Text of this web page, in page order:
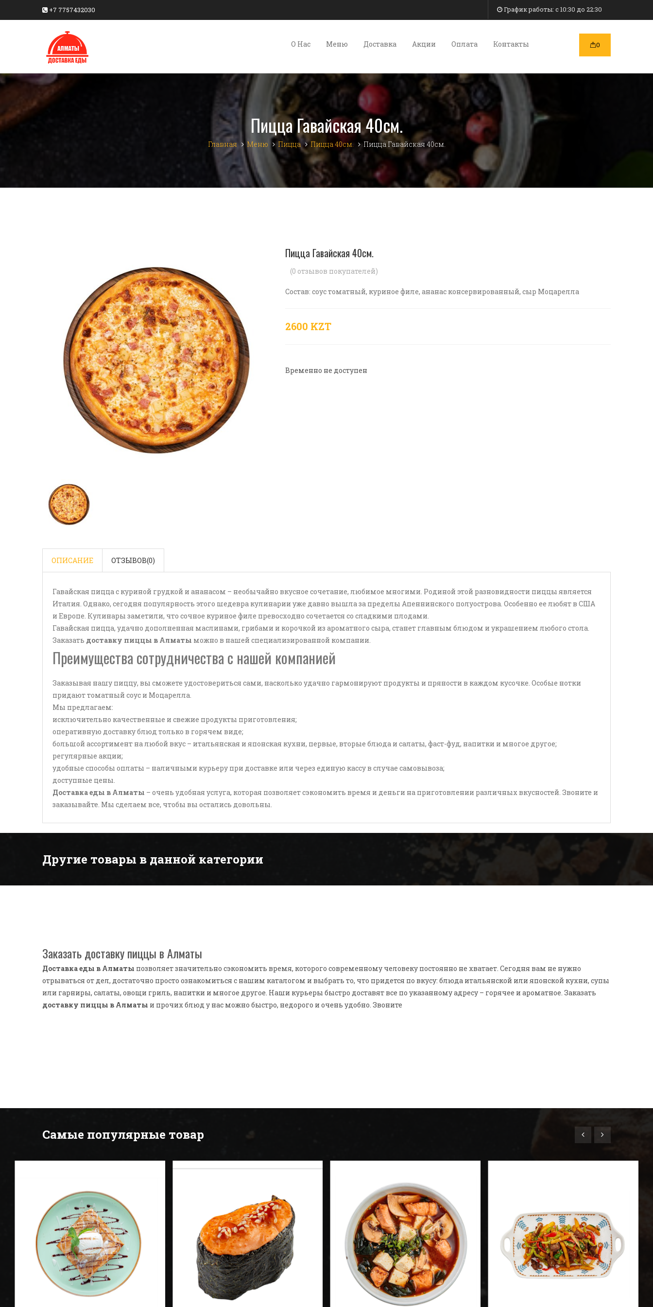
+7 7757432030 График работы: c 10:30 до 22:30
О Нас Меню Доставка Акции Оплата Контакты 0
Пицца Гавайская 40см.
Главная Меню Пицца Пицца 40см. Пицца Гавайская 40см.
Пицца Гавайская 40см.
(0 отзывов покупателей)
Состав: соус томатный, куриное филе, ананас консервированный, сыр Моцарелла
2600 KZT
Временно не доступен
ОПИСАНИЕ ОТЗЫВОВ(0)
Гавайская пицца с куриной грудкой и ананасом – необычайно вкусное сочетание, любимое многими. Родиной этой разновидности пиццы является
Италия. Однако, сегодня популярность этого шедевра кулинарии уже давно вышла за пределы Апеннинского полуострова. Особенно ее любят в США
и Европе. Кулинары заметили, что сочное куриное филе превосходно сочетается со сладкими плодами.
Гавайская пицца, удачно дополненная маслинами, грибами и корочкой из ароматного сыра, станет главным блюдом и украшением любого стола.
Заказать доставку пиццы в Алматы можно в нашей специализированной компании.
Преимущества сотрудничества с нашей компанией
Заказывая нашу пиццу, вы сможете удостовериться сами, насколько удачно гармонируют продукты и пряности в каждом кусочке. Особые нотки
придают томатный соус и Моцарелла.
Мы предлагаем:
исключительно качественные и свежие продукты приготовления;
оперативную доставку блюд только в горячем виде;
большой ассортимент на любой вкус – итальянская и японская кухни, первые, вторые блюда и салаты, фаст-фуд, напитки и многое другое;
регулярные акции;
удобные способы оплаты – наличными курьеру при доставке или через единую кассу в случае самовывоза;
доступные цены.
Доставка еды в Алматы – очень удобная услуга, которая позволяет сэкономить время и деньги на приготовлении различных вкусностей. Звоните и
заказывайте. Мы сделаем все, чтобы вы остались довольны.
Другие товары в данной категории
Заказать доставку пиццы в Алматы
Доставка еды в Алматы позволяет значительно сэкономить время, которого современному человеку постоянно не хватает. Сегодня вам не нужно
отрываться от дел, достаточно просто ознакомиться с нашим каталогом и выбрать то, что придется по вкусу: блюда итальянской или японской кухни, супы
или гарниры, салаты, овощи гриль, напитки и многое другое. Наши курьеры быстро доставят все по указанному адресу – горячее и ароматное. Заказать
доставку пиццы в Алматы и прочих блюд у нас можно быстро, недорого и очень удобно. Звоните
Самые популярные товар